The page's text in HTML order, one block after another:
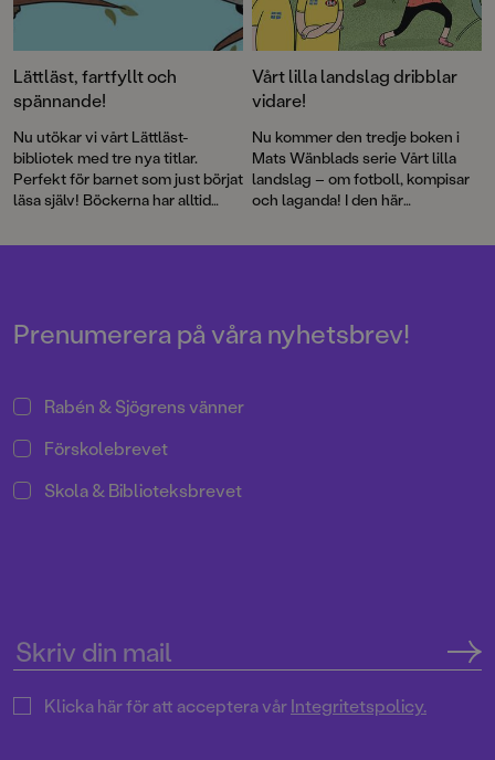
Lättläst, fartfyllt och
spännande!
Nu utökar vi vårt Lättläst-
bibliotek med tre nya titlar.
Perfekt för barnet som just börjat
läsa själv! Böckerna har alltid
pratbubblor med versal text.
Vårt lilla landslag dribblar
vidare!
Nu kommer den tredje boken i
Mats Wänblads serie Vårt lilla
landslag – om fotboll, kompisar
och laganda! I den här
det är så kul att storsatsa –
Prenumerera på våra nyhetsbrev!
Rabén & Sjögrens vänner
Förskolebrevet
Skola & Biblioteksbrevet
Klicka här för att acceptera vårIntegritetspolicy.